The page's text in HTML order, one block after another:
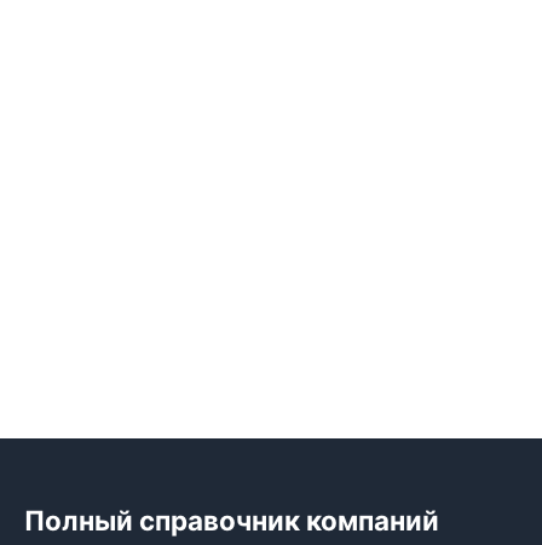
Полный справочник компаний